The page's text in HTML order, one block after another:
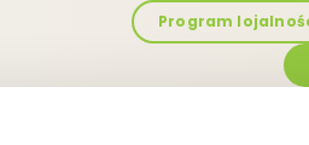
Program